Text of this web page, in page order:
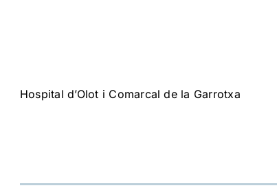
Hospital d’Olot i Comarcal de la Garrotxa